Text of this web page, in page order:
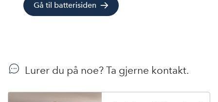
Gå til batterisiden
Lurer du på noe? Ta gjerne kontakt.